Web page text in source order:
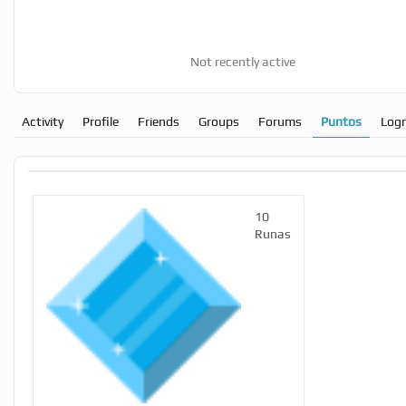
Not recently active
Activity Profile Friends Groups Forums Puntos
10
Runas